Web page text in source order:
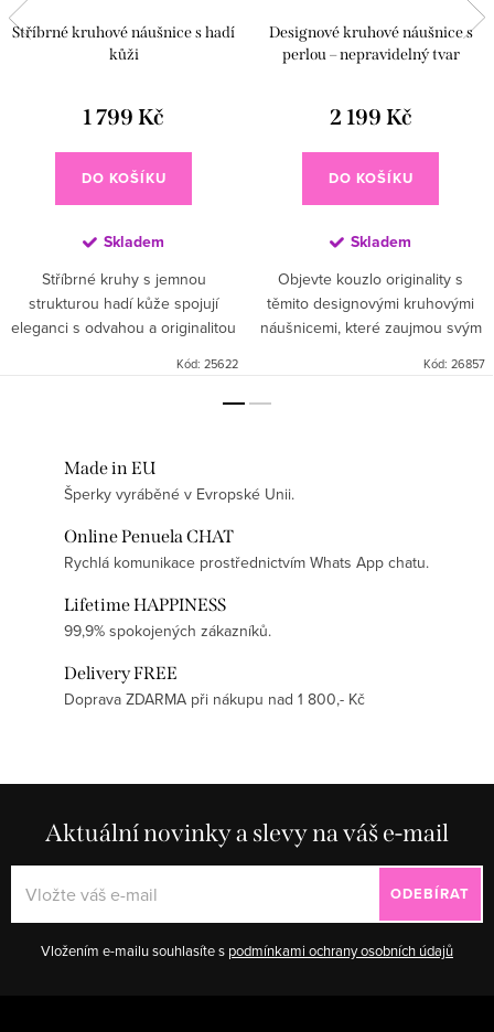
Stříbrné kruhové náušnice s hadí
kůži
1 799 Kč
DO KOŠÍKU
Skladem
Stříbrné kruhy s jemnou
strukturou hadí kůže spojují
eleganci s odvahou a originalitou
Kód: 25622
Designové kruhové náušnice s
perlou – nepravidelný tvar
2 199 Kč
DO KOŠÍKU
Skladem
Objevte kouzlo originality s
těmito designovými kruhovými
náušnicemi, které zaujmou svým
moderně a hravě, zatímco bílá...
Kód: 26857
Made in EU
Šperky vyráběné v Evropské Unii.
Online Penuela CHAT
Rychlá komunikace prostřednictvím Whats App chatu.
Lifetime HAPPINESS
99,9% spokojených zákazníků.
Delivery FREE
Doprava ZDARMA při nákupu nad 1 800,- Kč
Aktuální novinky a slevy na váš e-mail
Vložením e-mailu souhlasíte s podmínkami ochrany osobních údajů
ODEBÍRAT